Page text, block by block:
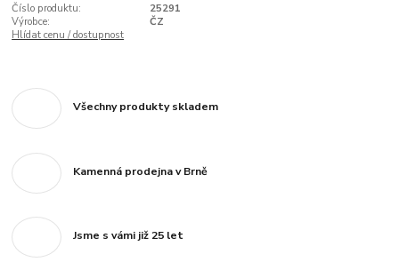
Číslo produktu:
25291
Výrobce:
ČZ
Hlídat cenu / dostupnost
Všechny produkty skladem
Kamenná prodejna v Brně
Jsme s vámi již 25 let